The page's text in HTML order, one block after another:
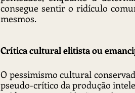
consegue sentir o ridículo
mesmos.
Crítica cultural elitista ou
O pessimismo cultural
pseudo-crítico da produção